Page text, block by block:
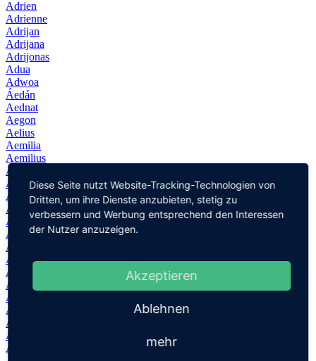
Adrien
Adrienne
Adrijan
Adrijana
Adrijonas
Adua
Adwoa
Áedán
Aednat
Aegon
Aelius
Aemilia
Aemilius
Aemon
Aeneas
Aenne
Aenni
Aernout
Aeron
Aerys
Afaf
Afanassi
Afanasy
Afia
Afif
Afkar
Afonso
Afra
Diese Seite nutzt Website-Tracking-Technologien von
Dritten, um ihre Dienste anzubieten, stetig zu
verbessern und Werbung entsprechend den Interessen
der Nutzer anzuzeigen.
Akzeptieren
Ablehnen
mehr